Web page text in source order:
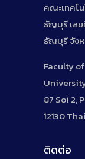
คณะเทคโ
ธัญบุรี เลข
ธัญบุรี จังห
Faculty
87 Soi 2,
12130
ติดต่อ